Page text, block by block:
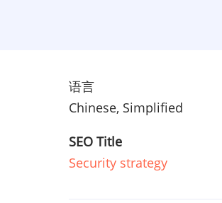
语言
Chinese, Simplified
SEO Title
Security strategy